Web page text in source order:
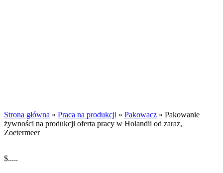
Strona główna » Praca na produkcji » Pakowacz » Pakowanie
żywności na produkcji oferta pracy w Holandii od zaraz,
Zoetermeer
$.....